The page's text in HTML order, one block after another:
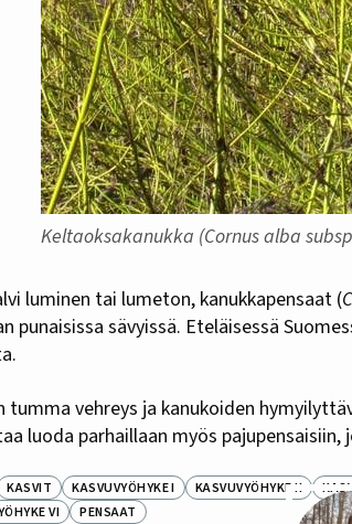
Keltaoksakanukka (Cornus alba
luminen tai lumeton, kanukkapensaat (
punaisissa sävyissä. Eteläisessä
tumma vehreys ja kanukoiden
luoda parhaillaan myös
KASVIT KASVUVYÖHYKE I KASVUVYÖHYKE II
VI
PENSAAT